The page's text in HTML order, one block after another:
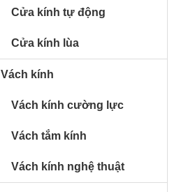
Cửa kính tự động
Cửa kính lùa
Vách kính
Vách kính cường lực
Vách tắm kính
Vách kính nghệ thuật